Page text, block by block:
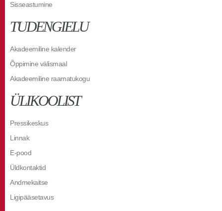
Sisseastumine
TUDENGIELU
Akadeemiline kalender
Õppimine välismaal
Akadeemiline raamatukogu
ÜLIKOOLIST
Pressikeskus
Linnak
E-pood
Üldkontaktid
Andmekaitse
Ligipääsetavus